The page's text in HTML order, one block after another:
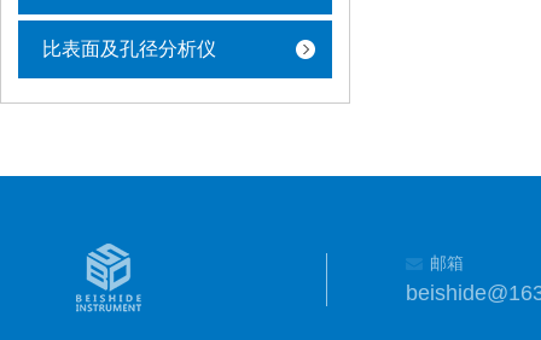
比表面及孔径分析仪
邮箱